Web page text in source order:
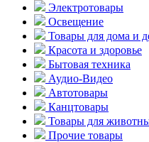
Электротовары
Освещение
Товары для дома и
Красота и здоровье
Бытовая техника
Аудио-Видео
Автотовары
Канцтовары
Товары для
Прочие товары